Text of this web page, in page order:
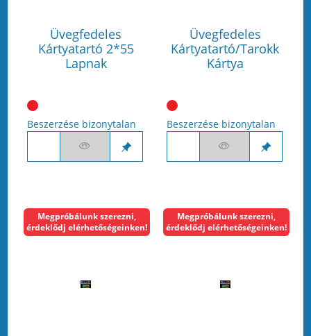
Üvegfedeles
Kártyatartó 2*55
Lapnak
Beszerzése bizonytalan
Üvegfedeles
Kártyatartó/Tarokk
Kártya
Beszerzése bizonytalan
Megpróbálunk szerezni,
érdeklődj elérhetőségeinken!
Megpróbálunk szerezni,
érdeklődj elérhetőségeinken!